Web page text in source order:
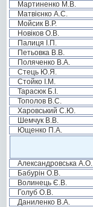
Мартиненко М.В.
Матвієнко А.С.
Мойсик В.Р.
Новіков О.В.
Палиця І.П.
Петьовка В.В.
Поляченко В.А.
Стець Ю.Я.
Стойко І.М.
Тарасюк Б.І.
Тополов В.С.
Харовський С.Ю.
Шемчук В.В.
Ющенко П.А.
Александровська А.О.
Бабурін О.В.
Волинець Є.В.
Голуб О.В.
Даниленко В.А.